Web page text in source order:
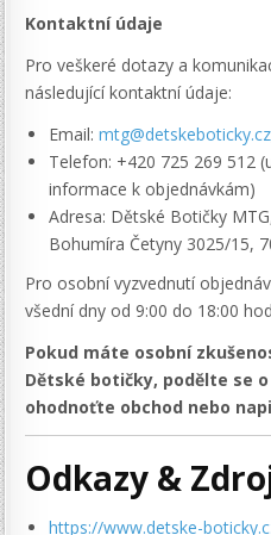
Kontaktní údaje
Pro veškeré dotazy a
následující kontaktní údaje:
Email:mtg@detskeboticky.cz
Telefon: +420 725 269 512
informace k objednávkám)
Adresa: Dětské Botičky
Bohumíra Četyny 3025/15,
Pro osobní vyzvednutí
všední dny od 9:00 do 18:00
Pokud máte osobní
Dětské botičky, podělte se
ohodnoťte obchod nebo
Odkazy &
https://www.detske-